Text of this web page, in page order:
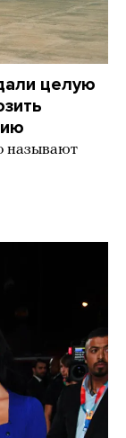
целую
называют